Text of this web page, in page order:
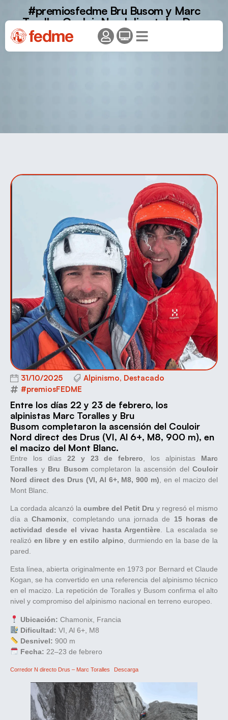
#premiosfedme Bru Busom y Marc
Toralles Couloir Nord direct des Drus
31/10/2025 Alpinismo, Destacado
#premiosFEDME
Entre los días 22 y 23 de febrero, los
alpinistas Marc Toralles y Bru
Busom completaron la ascensión del Couloir
Nord direct des Drus (VI, Al 6+, M8, 900 m), en
el macizo del Mont Blanc.
Entre los días 22 y 23 de febrero , los alpinistas Marc
Toralles y Bru Busomcompletaron la ascensión del Couloir
Nord direct des Drus (VI, Al 6+, M8, 900 m) , en el macizo del
Mont Blanc.
La cordada alcanzó la cumbre del Petit Dru y regresó el mismo
día aChamonix , completando una jornada de 15 horas de
actividad desde el vivac hasta Argentière . La escalada se
realizó en libre y en estilo alpino , durmiendo en la base de la
pared.
Esta línea, abierta originalmente en 1973 por Bernard et Claude
Kogan, se ha convertido en una referencia del alpinismo técnico
en el macizo. La repetición de Toralles y Busom confirma el alto
nivel y compromiso del alpinismo nacional en terreno europeo.
Ubicación: Chamonix, Francia
Dificultad: VI, Al 6+, M8
Desnivel: 900 m
Fecha: 22–23 de febrero
Corredor N directo Drus – Marc Toralles Descarga